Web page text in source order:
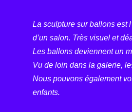
La sculpture sur ballons est
d’un salon. Très visuel et
Les ballons deviennent un
Vu de loin dans la galerie,
Nous pouvons également
enfants.